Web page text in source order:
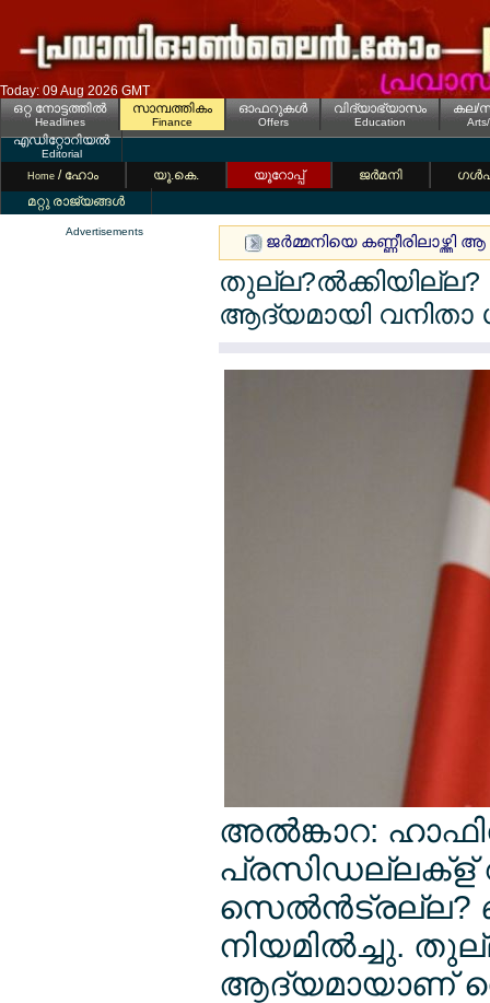
Today: 09 Aug 2026 GMT
ഒറ്റ നോട്ടത്തില്‍
Headlines
സാമ്പത്തികം
Finance
ഓഫറുകള്‍
Offers
വിദ്യാഭ്യാസം
Education
കല/
എഡിറ്റോറിയല്‍
Editorial
Home / ഹോം യൂ.കെ. യൂറോപ്പ് ജര്‍മനി
മറ്റു രാജ്യങ്ങള്‍
Advertisements
ജര്‍മ്മനിയെ
തുല്ല?ല്‍ക്കിയില്ല?
ആദ്യമായി
അല്‍ങ്കാറ:
പ്രസിഡല്ലക്ള്
സെല്‍ന്‍ട്രല്ല?
നിയമില്‍ച്ചു.
ആദ്യമായാണ്